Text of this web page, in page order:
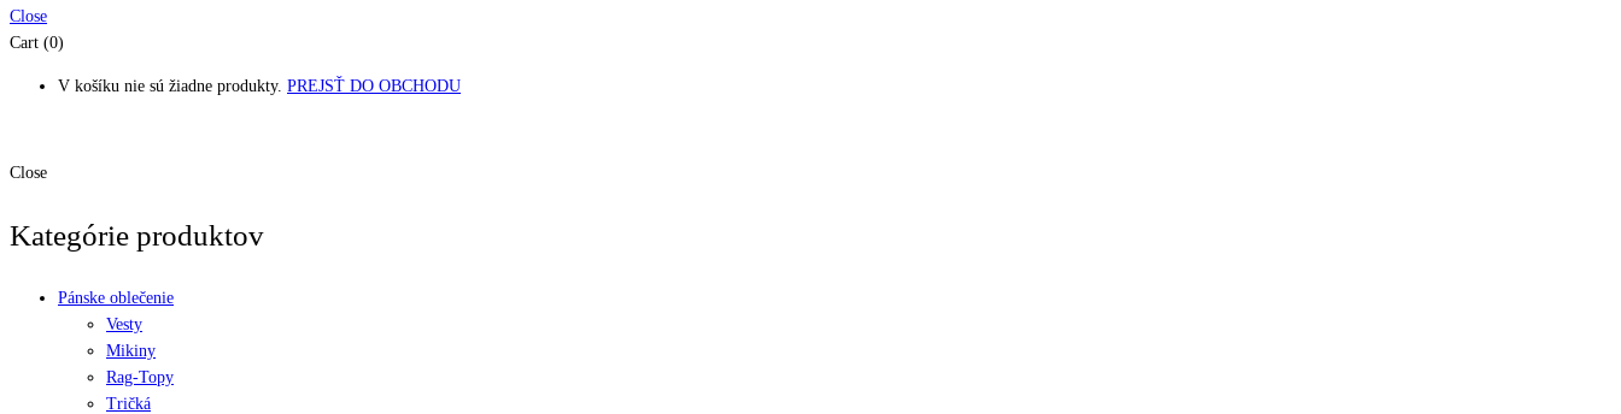
Close
Cart (0)
V košíku nie sú žiadne produkty. PREJSŤ DO OBCHODU
Close
Kategórie produktov
Pánske oblečenie
Vesty
Mikiny
Rag-Topy
Tričká